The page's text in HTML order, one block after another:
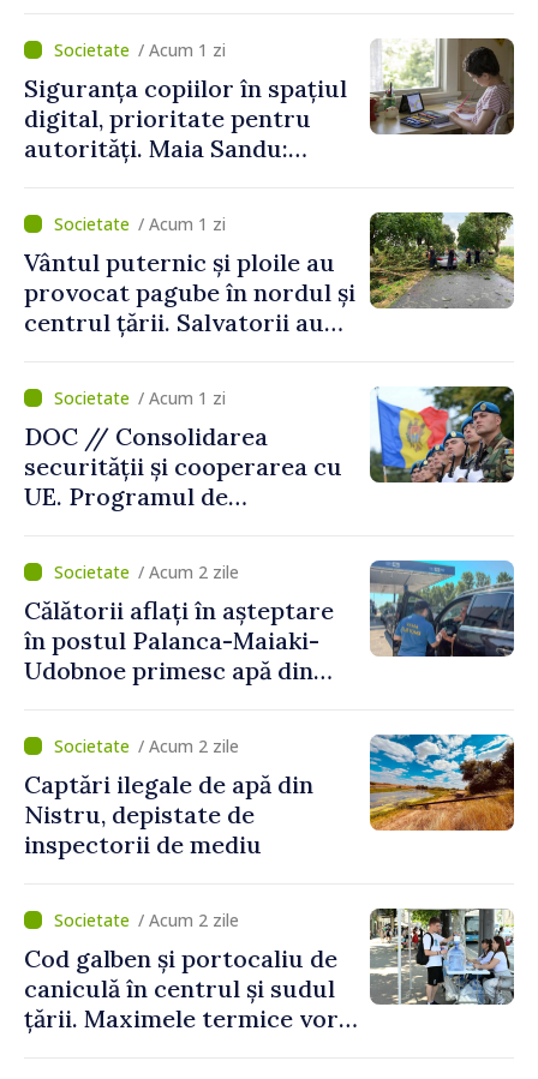
de vârf a concediilor
/ Acum 1 zi
Siguranța copiilor în spațiul
digital, prioritate pentru
autorități. Maia Sandu:
mecanisme care să-i
protejeze”/ Acum 1 zi
Vântul puternic și ploile au
provocat pagube în nordul și
centrul țării. Salvatorii au
/ Acum 1 zi
DOC // Consolidarea
securității și cooperarea cu
UE. Programul de
Naționale de Apărare pentru
perioada 2024–2034,
publicat în Monitorul Oficial
/ Acum 2 zile
Călătorii aflați în așteptare
în postul Palanca-Maiaki-
Udobnoe primesc apă din
și a polițiștilor de frontieră
/ Acum 2 zile
Captări ilegale de apă din
Nistru, depistate de
inspectorii de mediu
/ Acum 2 zile
Cod galben și portocaliu de
caniculă în centrul și sudul
țării. Maximele termice vor